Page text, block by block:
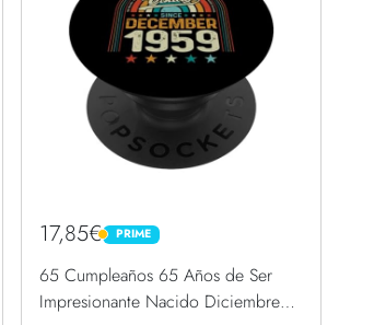
17,85€ PRIME
PRIME
65 Cumpleaños 65 Años de Ser
Impresionante Nacido Diciembre